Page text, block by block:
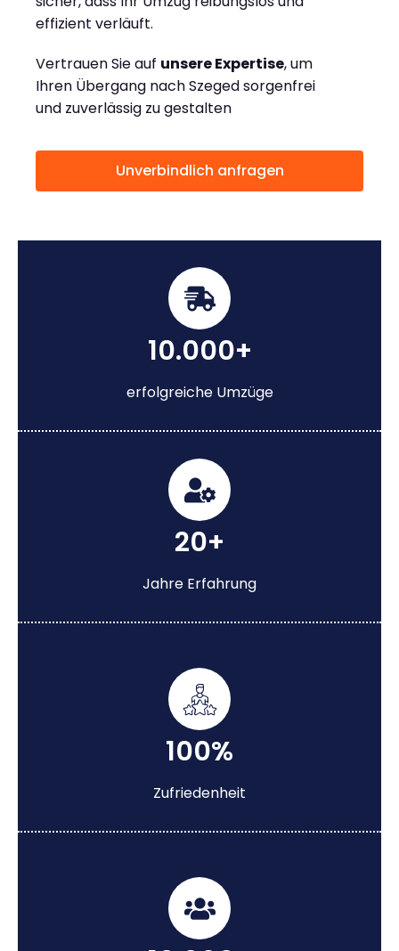
effizient verläuft.
Vertrauen Sie auf unsere Expertise, um
Ihren Übergang nach Szeged sorgenfrei
und zuverlässig zu gestalten
Unverbindlich anfragen
10.000+
erfolgreiche Umzüge
20+
Jahre Erfahrung
100%
Zufriedenheit